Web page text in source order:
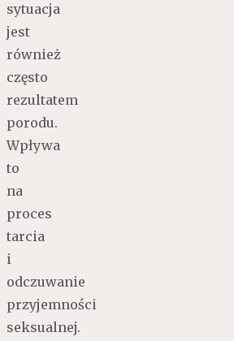
sytuacja
jest
również
często
rezultatem
porodu.
Wpływa
to
na
proces
tarcia
i
odczuwanie
przyjemności
seksualnej.